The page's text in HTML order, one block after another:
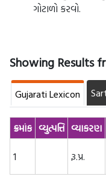
ગોટાળો કરવો.
Showing Results
Gujarati Lexicon
ક્રમાંક વ્યુત્પત્તિ વ્યાકરણ
1
રૂ.પ્ર.